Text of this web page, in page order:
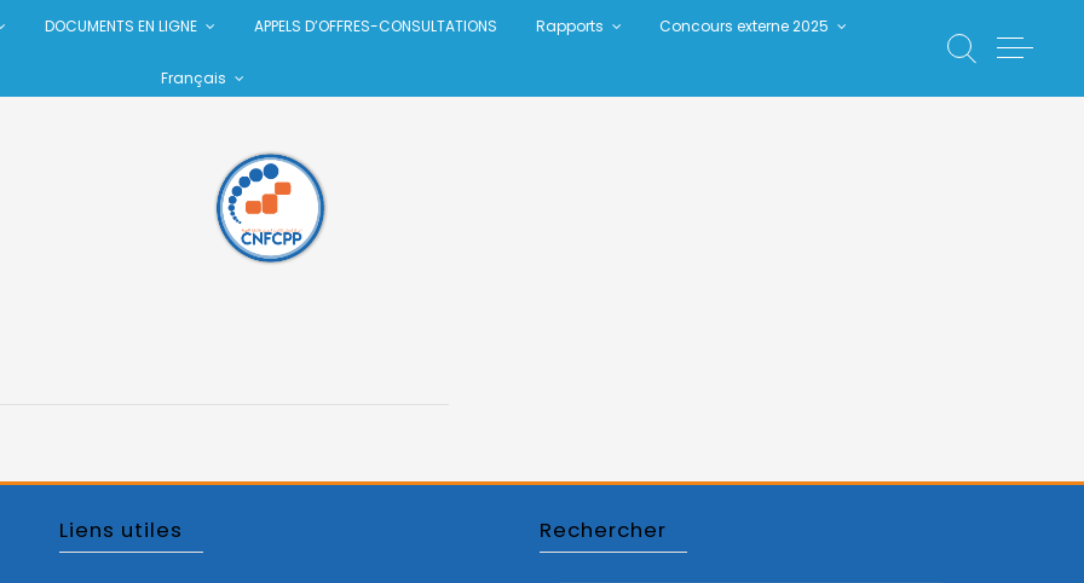
DOCUMENTS EN LIGNE APPELS D’OFFRES-CONSULTATIONS Rapports Concours externe 2025
Français
Liens utiles Rechercher